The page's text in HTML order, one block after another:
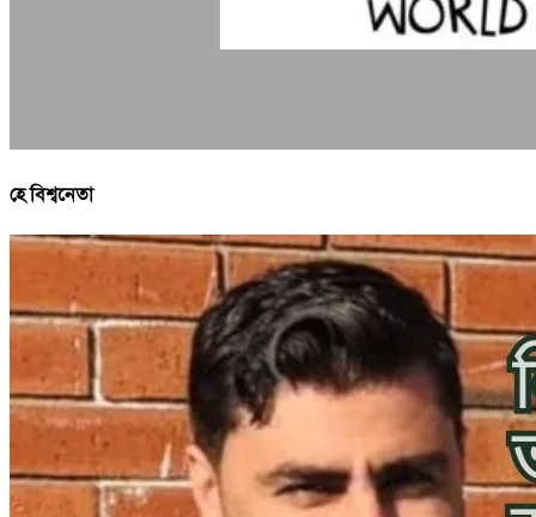
হে বিশ্বনেতা